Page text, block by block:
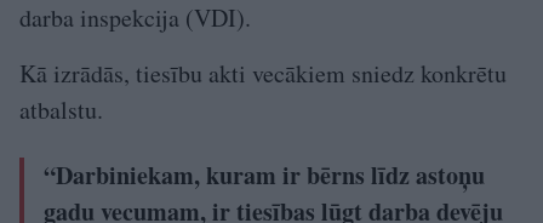
darba inspekcija (VDI).
Kā izrādās, tiesību akti vecākiem sniedz konkrētu
atbalstu.
“Darbiniekam, kuram ir bērns līdz astoņu
gadu vecumam, ir tiesības lūgt darba devēju